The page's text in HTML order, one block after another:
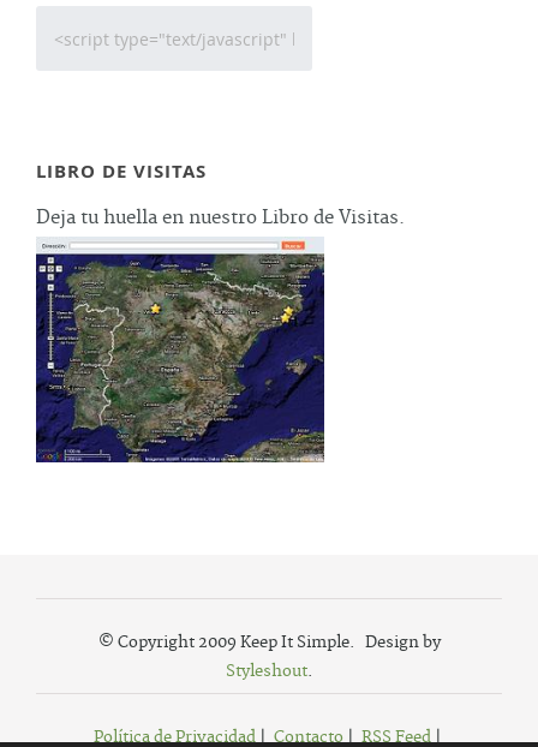
LIBRO DE VISITAS
Deja tu huella en nuestro Libro de Visitas.
© Copyright 2009 Keep It Simple. Design by
Styleshout.
Política de Privacidad| Contacto| RSS Feed|